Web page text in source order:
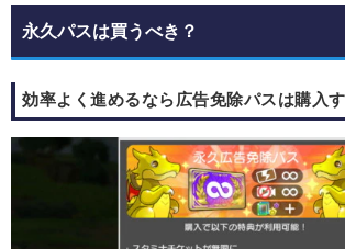
永久パスは買うべき？
効率よく進めるなら広告免除パスは購入